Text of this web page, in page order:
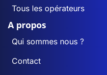
Tous les opérateurs
A propos
Qui sommes nous ?
Contact